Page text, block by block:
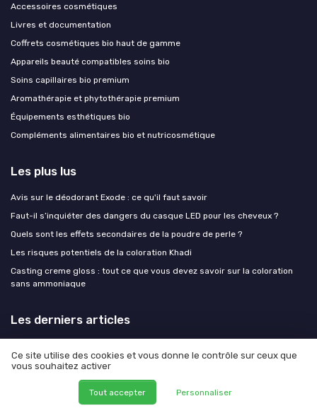
Accessoires cosmétiques
Livres et documentation
Coffrets cosmétiques bio haut de gamme
Appareils beauté compatibles soins bio
Soins capillaires bio premium
Aromathérapie et phytothérapie premium
Équipements esthétiques bio
Compléments alimentaires bio et nutricosmétique
Les plus lus
Avis sur le déodorant Exode : ce qu'il faut savoir
Faut-il s’inquiéter des dangers du casque LED pour les cheveux ?
Quels sont les effets secondaires de la poudre de perle ?
Les risques potentiels de la coloration Khadi
Casting creme gloss : tout ce que vous devez savoir sur la coloration
sans ammoniaque
Les derniers articles
différence après 35 ans
premiers coups de soleil
Test Evoluderm Routine 100% Vitamine C : une routine simple pour
Ce site utilise des cookies et vous donne le contrôle sur ceux que
vous souhaitez activer
Tout accepter Personnaliser